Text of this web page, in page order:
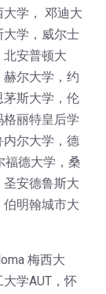
学， 邓迪大
学，威尔士
安普顿大
尔大学，约
茅斯大学，伦
丽特皇后学
内尔大学，德
福德大学，桑
安德鲁斯大
明翰城市大
梅西大
学AUT，怀